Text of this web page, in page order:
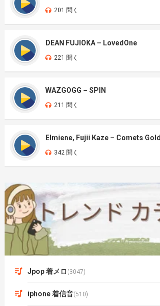
201 聞く
DEAN FUJIOKA – LovedOne
221 聞く
WAZGOGG – SPIN
211 聞く
Elmiene, Fujii Kaze – Comets Gold
342 聞く
Jpop 着メロ (3047)
iphone 着信音(510)